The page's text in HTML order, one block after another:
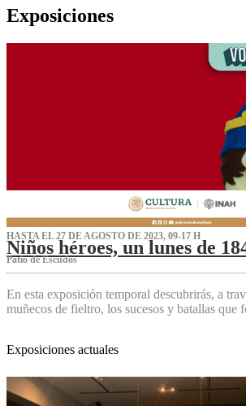
Exposiciones
HASTA EL 27 DE AGOSTO DE 2023, 09-17 H
Niños héroes, un lunes de
Patio de Escudos
En esta exposición temporal descubrirás, a
muñecos de fieltro, los sucesos y batallas
Exposiciones actuales